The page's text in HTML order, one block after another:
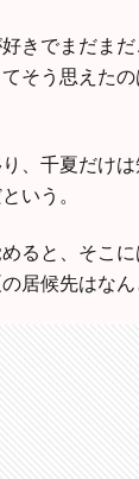
きでまだま
そう思えた
、千夏だけ
いう。
ると、そこ
居候先はなん